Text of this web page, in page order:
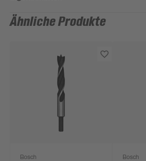
Ähnliche Produkte
Bosch Bosch